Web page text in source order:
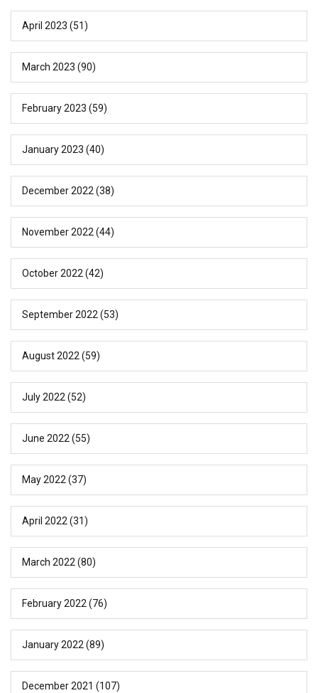
April 2023 (51)
March 2023 (90)
February 2023 (59)
January 2023 (40)
December 2022(38)
November 2022(44)
October 2022(42)
September 2022(53)
August 2022(59)
July 2022(52)
June 2022(55)
May 2022(37)
April 2022(31)
March 2022(80)
February 2022(76)
January 2022(89)
December 2021 (107)